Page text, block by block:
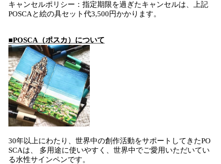
キャンセルポリシー：指定期限を過ぎたキャンセルは、上記
POSCAと絵の具セット代3,500円かかります。
■POSCA（ポスカ）について
30年以上にわたり、世界中の創作活動をサポートしてきたPO
SCAは、 多用途に使いやすく、世界中でご愛用いただいてい
る水性サインペンです。